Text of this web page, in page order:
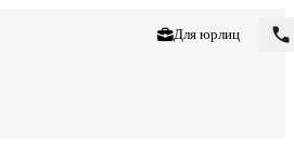
Для юрлиц